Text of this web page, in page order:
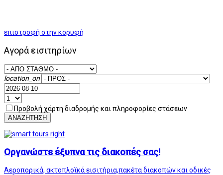
επιστροφή στην κορυφή
Αγορά εισιτηρίων
location_on
Προβολή χάρτη διαδρομής και πληροφορίες στάσεων
ΑΝΑΖΗΤΗΣΗ
Οργανώστε έξυπνα τις διακοπές σας!
Αεροπορικά, ακτοπλοϊκά εισιτήρια,πακέτα διακοπών και οδικές